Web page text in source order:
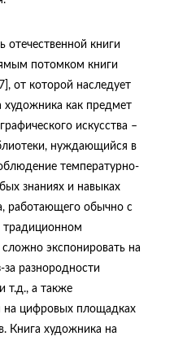
отечественной книги
потомком книги
от которой наследует
художника как предмет
искусства –
нуждающийся в
температурно-
знаниях и навыках
работающего обычно с
традиционном
экспонировать на
разнородности
т.д., а также
на цифровых площадках
Книга художника на